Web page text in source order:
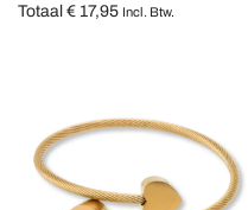
Totaal € 17,95 Incl. Btw.